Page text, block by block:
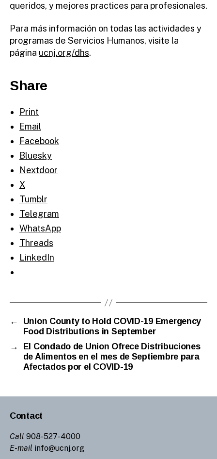
queridos, y mejores practices para profesionales.
Para más información on todas las actividades y
programas de Servicios Humanos, visite la
página ucnj.org/dhs.
Share
Print
Email
Facebook
Bluesky
Nextdoor
X
Tumblr
Telegram
WhatsApp
Threads
LinkedIn
←
Union County to Hold COVID-19 Emergency
Food Distributions in September
→
El Condado de Union Ofrece Distribuciones
de Alimentos en el mes de Septiembre para
Afectados por el COVID-19
Contact
Call 908-527-4000
E-mail info@ucnj.org